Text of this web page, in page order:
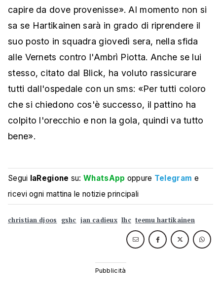
capire da dove provenisse». Al momento non si
sa se Hartikainen sarà in grado di riprendere il
suo posto in squadra giovedì sera, nella sfida
alle Vernets contro l'Ambrì Piotta. Anche se lui
stesso, citato dal Blick, ha voluto rassicurare
tutti dall'ospedale con un sms: «Per tutti coloro
che si chiedono cos'è successo, il pattino ha
colpito l'orecchio e non la gola, quindi va tutto
bene».
Segui laRegione su:WhatsApp oppure Telegram e
ricevi ogni mattina le notizie principali
christian djoos gshc jan cadieux lhc teemu hartikainen